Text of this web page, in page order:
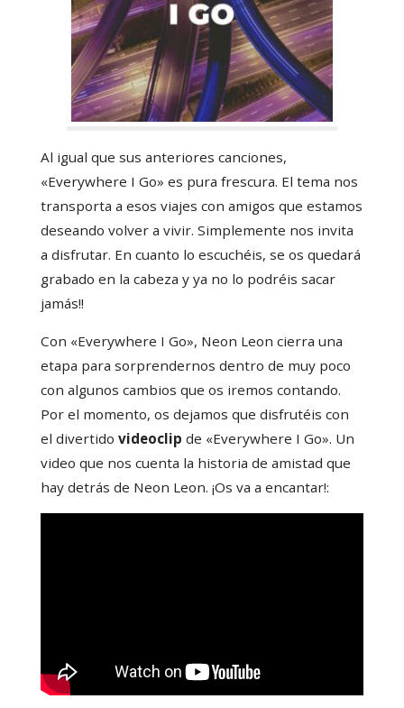
Al igual que sus anteriores canciones,
«Everywhere I Go» es pura frescura. El tema nos
transporta a esos viajes con amigos que estamos
deseando volver a vivir. Simplemente nos invita
a disfrutar. En cuanto lo escuchéis, se os quedará
grabado en la cabeza y ya no lo podréis sacar
jamás!!
Con «Everywhere I Go», Neon Leon cierra una
etapa para sorprendernos dentro de muy poco
con algunos cambios que os iremos contando.
Por el momento, os dejamos que disfrutéis con
el divertido videoclip de «Everywhere I Go». Un
video que nos cuenta la historia de amistad que
hay detrás de Neon Leon. ¡Os va a encantar!: